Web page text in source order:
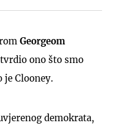
Georgeom
ono što smo
Clooney.
demokrata,